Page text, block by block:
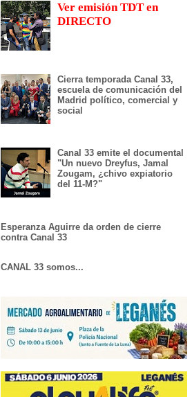
Ver emisión TDT en
DIRECTO
Cierra temporada Canal 33,
escuela de comunicación del
Madrid político, comercial y
social
Canal 33 emite el documental
"Un nuevo Dreyfus, Jamal
Zougam, ¿chivo expiatorio
del 11-M?"
Esperanza Aguirre da orden de cierre
contra Canal 33
CANAL 33 somos...